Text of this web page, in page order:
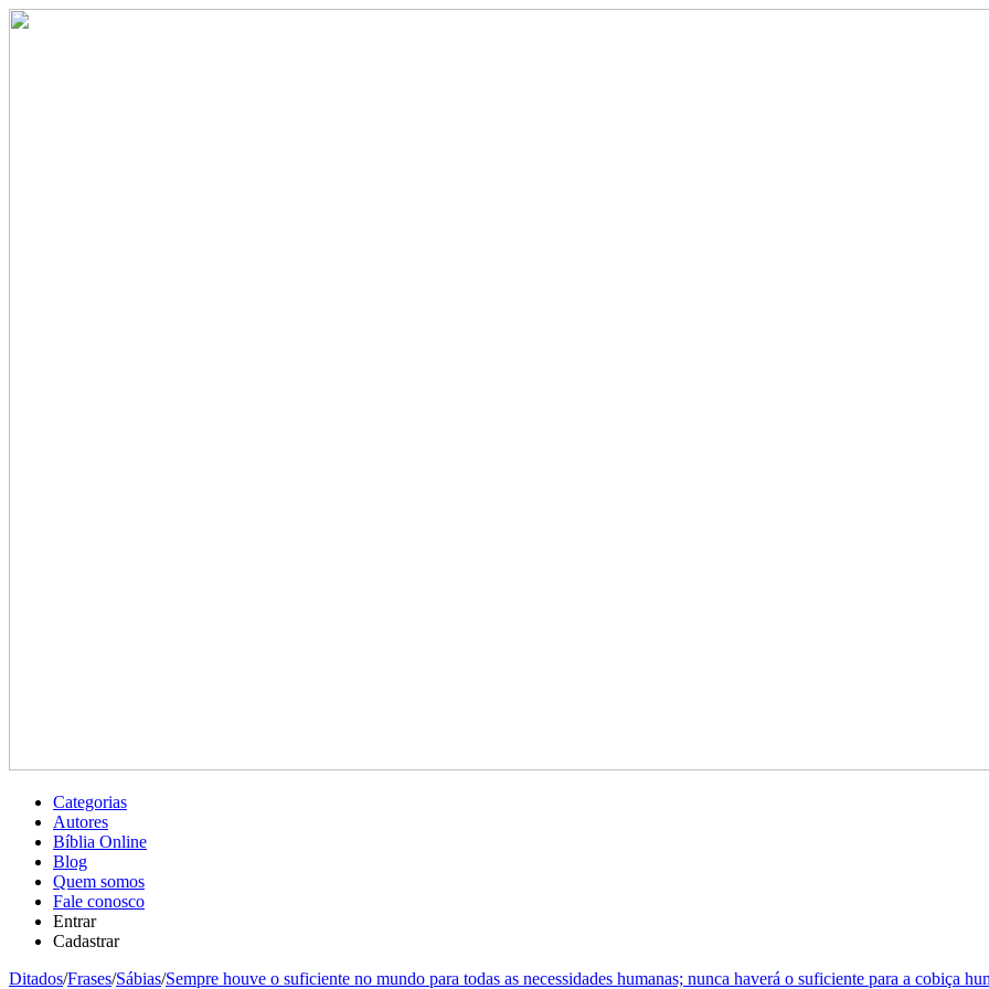
Categorias
Autores
Bíblia Online
Blog
Quem somos
Fale conosco
Entrar
Cadastrar
Ditados/Frases/Sábias/Sempre houve o suficiente no mundo para todas as necessidades humanas; nunca haverá o suficiente para a cobiça